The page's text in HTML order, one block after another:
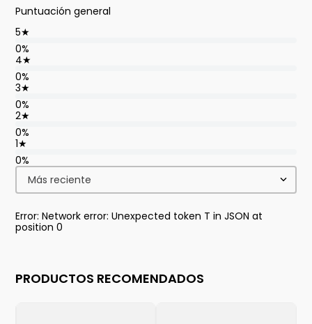
Puntuación general
5★
0%
4★
0%
3★
0%
2★
0%
1★
0%
Más reciente
Error: Network error: Unexpected token T in JSON at
position 0
PRODUCTOS RECOMENDADOS